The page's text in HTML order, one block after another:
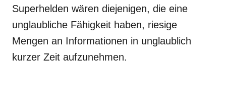
Superhelden wären diejenigen, die eine
unglaubliche Fähigkeit haben, riesige
Mengen an Informationen in unglaublich
kurzer Zeit aufzunehmen.